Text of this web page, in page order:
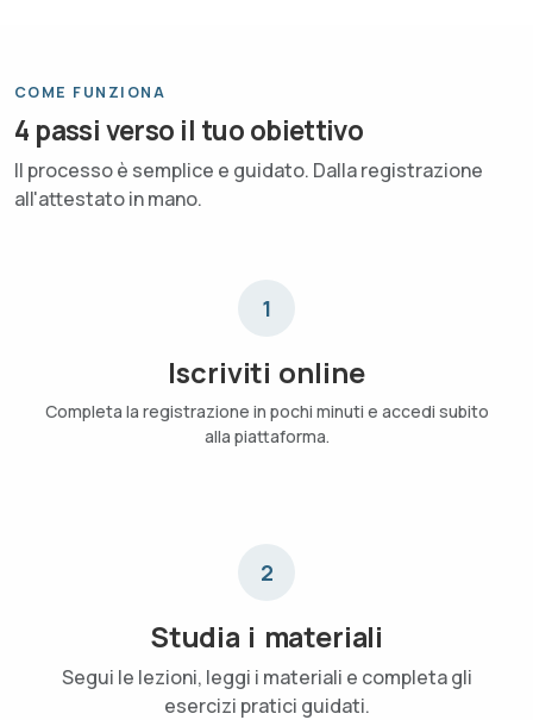
COME FUNZIONA
4 passi verso il tuo obiettivo
Il processo è semplice e guidato. Dalla registrazione
all'attestato in mano.
1
Iscriviti online
Completa la registrazione in pochi minuti e accedi subito
alla piattaforma.
2
Studia i materiali
Segui le lezioni, leggi i materiali e completa gli
esercizi pratici guidati.